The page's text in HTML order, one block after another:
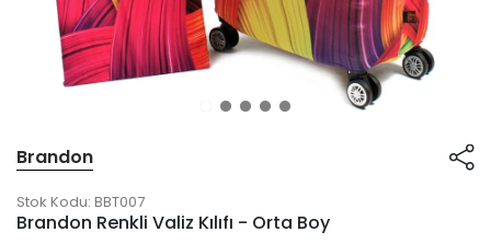
Brandon
Stok Kodu: BBT007
Brandon Renkli Valiz Kılıfı - Orta Boy